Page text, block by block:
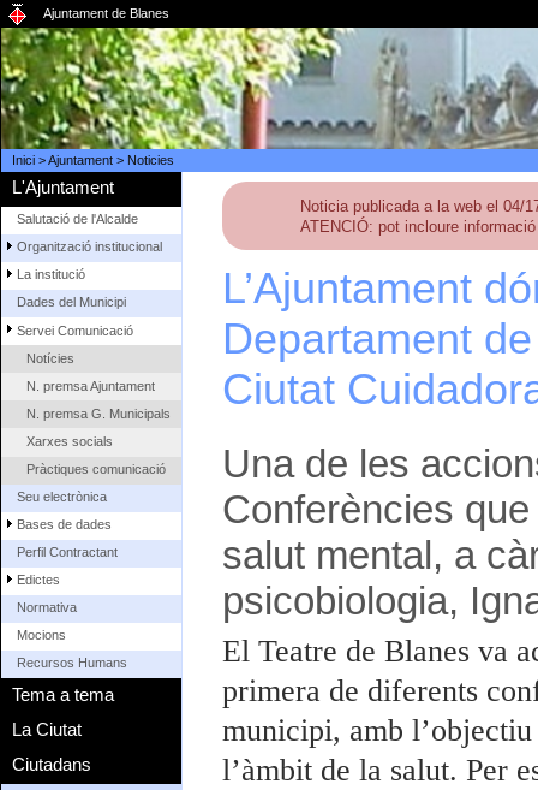
Ajuntament de Blanes
Inici>Ajuntament> Noticies
L'Ajuntament
Salutació de l'Alcalde
Organització institucional
La institució
Dades del Municipi
Servei Comunicació
Notícies
N. premsa Ajuntament
N. premsa G. Municipals
Xarxes socials
Pràctiques comunicació
Seu electrònica
Bases de dades
Perfil Contractant
Edictes
Normativa
Mocions
Recursos Humans
Tema a tema
La Ciutat
Ciutadans
Noticia publicada a la web el 04/
ATENCIÓ: pot incloure
L’Ajuntament
Departament
Ciutat
Una de les
Conferències
salut mental, a
psicobiologia,
El Teatre de Blanes va
primera de diferents
municipi, amb
l’àmbit de la salut. Per